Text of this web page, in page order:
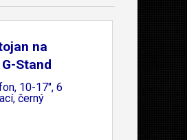
na
Stand
10-17", 6
černý